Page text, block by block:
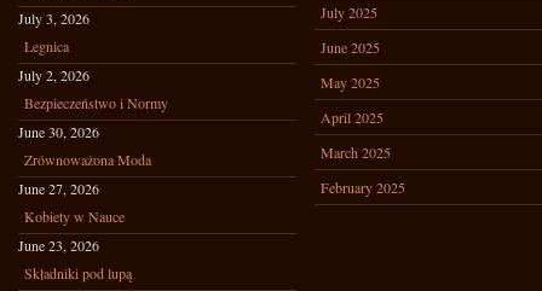
July 3, 2026
Legnica
July 2, 2026
Bezpieczeństwo i Normy
June 30, 2026
Zrównoważona Moda
June 27, 2026
Kobiety w Nauce
June 23, 2026
Składniki pod lupą
July 2025
June 2025
May 2025
April 2025
March 2025
February 2025